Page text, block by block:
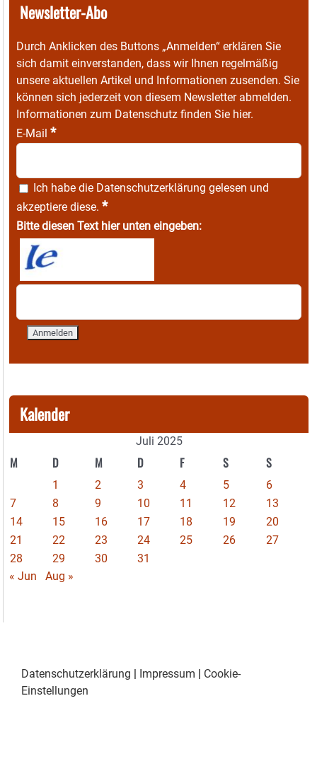
Newsletter-Abo
Durch Anklicken des Buttons „Anmelden“ erklären Sie
sich damit einverstanden, dass wir Ihnen regelmäßig
unsere aktuellen Artikel und Informationen zusenden. Sie
können sich jederzeit von diesem Newsletter abmelden.
Informationen zum Datenschutz finden Sie hier.
E-Mail *
Ich habe die Datenschutzerklärung gelesen und
akzeptiere diese. *
Bitte diesen Text hier unten eingeben:
Kalender
Juli 2025
M D M D F S S
1 2 3 4 5
6
7
8 9 10 11 12
13
14
15 16 17 18 19
20
21
22 23 24 25 26
27
28
29 30
31
« Jun
Aug »
Datenschutzerklärung | Impressum | Cookie-
Einstellungen